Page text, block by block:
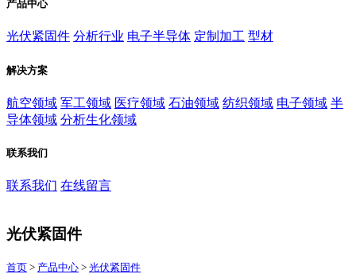
产品中心
光伏紧固件 分析行业 电子半导体 定制加工 型材
解决方案
航空领域 军工领域 医疗领域 石油领域 纺织领域 电子领域 半
导体领域 分析生化领域
联系我们
联系我们 在线留言
光伏紧固件
首页 > 产品中心 > 光伏紧固件